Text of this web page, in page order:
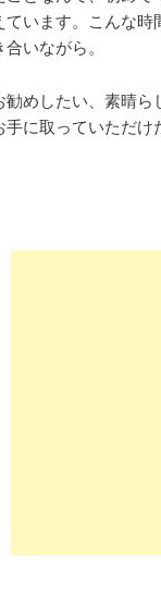
ています。こんな
いながら。
めしたい、素晴ら
に取っていただけ